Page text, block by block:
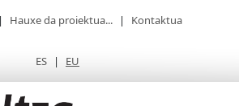
| Hauxe da proiektua... | Kontaktua
ES | EU